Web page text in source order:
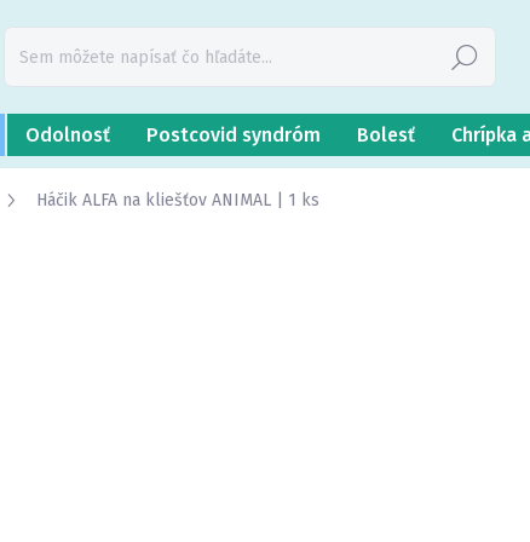
Hľadať
Odolnosť Postcovid syndróm Bolesť Chrípka
Háčik ALFA na kliešťov ANIMAL | 1 ks